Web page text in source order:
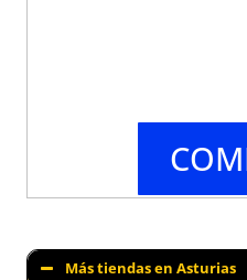
Más tiendas en Asturias